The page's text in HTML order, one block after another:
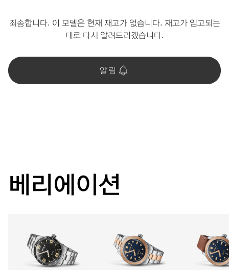
죄송합니다. 이 모델은 현재 재고가 없습니다. 재고가 입고되는
대로 다시 알려드리겠습니다.
알림
베리에이션